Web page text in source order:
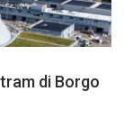
di Borgo